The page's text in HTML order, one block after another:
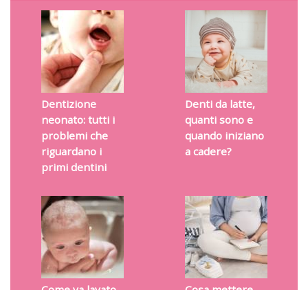
Dentizione
neonato: tutti i
problemi che
riguardano i
primi dentini
Denti da latte,
quanti sono e
quando iniziano
a cadere?